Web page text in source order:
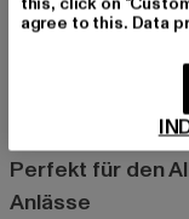
Materialien und
auffällig – kurze
Muss für jede
Kurze
Perfekt für den
Anlässe
agree to this. Data